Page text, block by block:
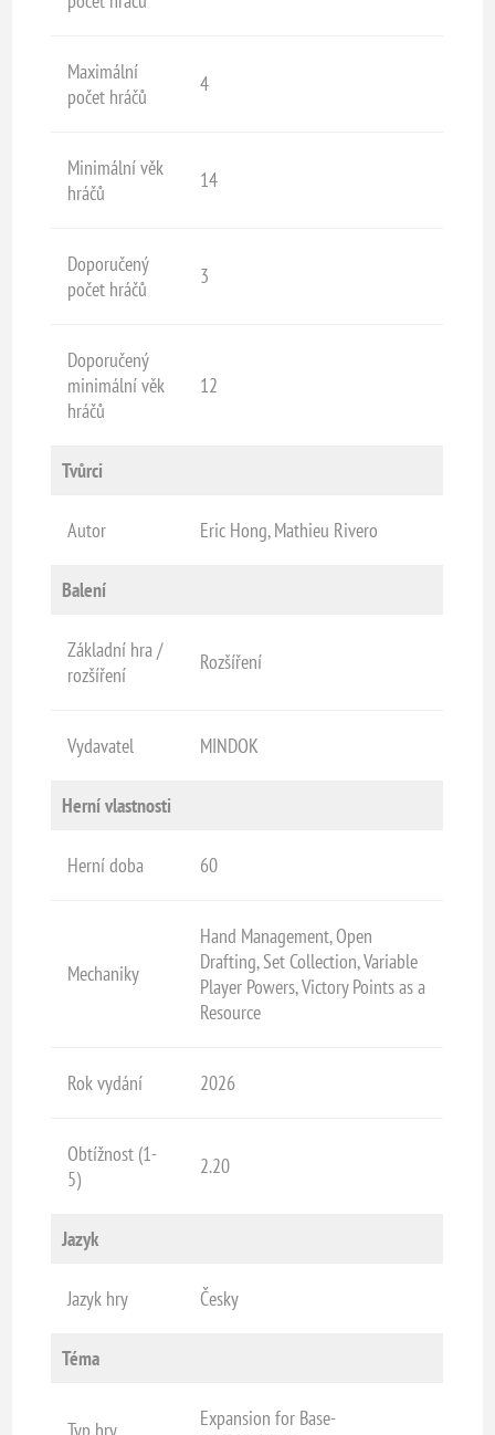
Maximální
počet hráčů
4
Minimální věk
hráčů
14
Doporučený
počet hráčů
3
Doporučený
minimální věk
hráčů
12
Tvůrci
Autor Eric Hong, Mathieu Rivero
Balení
Základní hra /
rozšíření
Rozšíření
Vydavatel MINDOK
Herní vlastnosti
Herní doba 60
Mechaniky
Hand Management, Open
Drafting, Set Collection, Variable
Player Powers, Victory Points as a
Resource
Rok vydání 2026
Obtížnost (1-
5)
2.20
Jazyk
Jazyk hry Česky
Téma
Expansion for Base-